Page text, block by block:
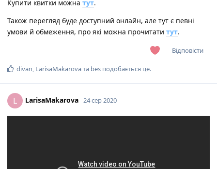
Купити квитки можна тут.
Також перегляд буде доступний онлайн, але тут є певні
умови й обмеження, про які можна прочитати тут.
Відповісти
divan, LarisaMakarovaта bes подобається це.
L LarisaMakarova 24 сер 2020